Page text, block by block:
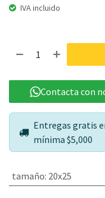
IVA incluido
Contacta con
Entregas gratis
mínima $5,000
tamaño: 20x25